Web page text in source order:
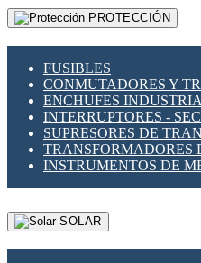
PROTECCIÓN
FUSIBLES
CONMUTADORES Y
ENCHUFES
INTERRUPTORES -
SUPRESORES DE
TRANSFORMADORES
INSTRUMENTOS DE
SOLAR